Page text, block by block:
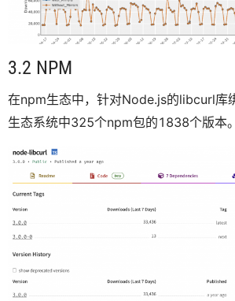
3.2 NPM
在npm生态中，针对Node.js的libcurl库
生态系统中325个npm包的1838个版本